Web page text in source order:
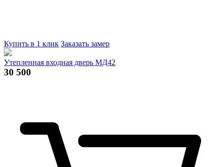
Купить в 1 клик Заказать замер
Утепленная входная дверь МД42
30 500